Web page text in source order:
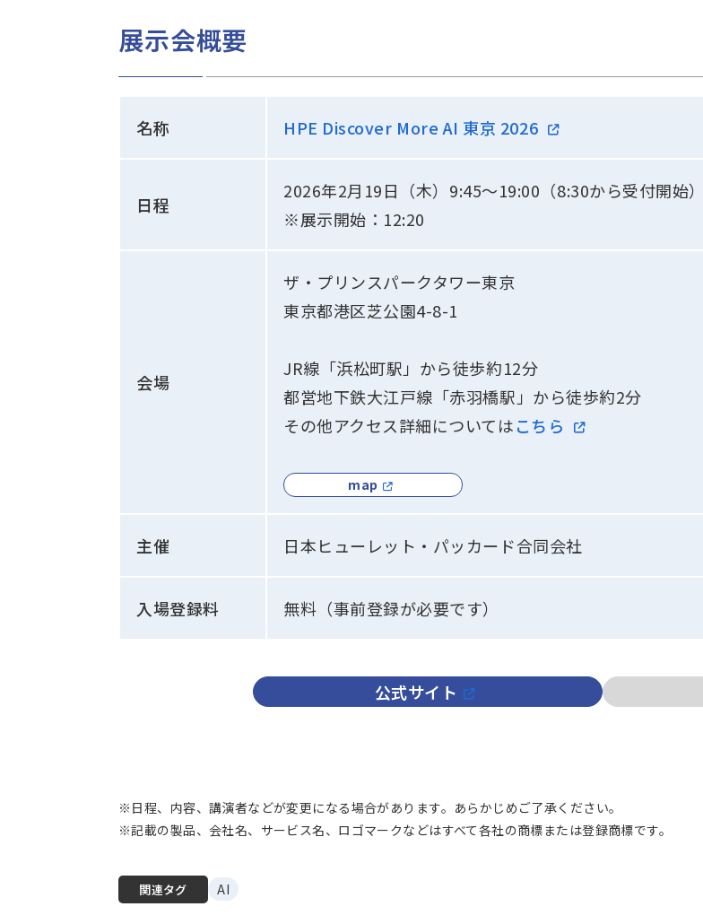
展示会概要
名称 HPE Discover More AI 東京 2026
日程
2026年2月19日（木）9:45～19:00（8:30から受付開始）
※展示開始：12:20
会場
ザ・プリンスパークタワー東京
東京都港区芝公園4-8-1
JR線「浜松町駅」から徒歩約12分
都営地下鉄大江戸線「赤羽橋駅」から徒歩約2分
その他アクセス詳細についてはこちら
map
主催 日本ヒューレット・パッカード合同会社
入場登録料 無料（事前登録が必要です）
公式サイト
※日程、内容、講演者などが変更になる場合があります。あらかじめご了承ください。
※記載の製品、会社名、サービス名、ロゴマークなどはすべて各社の商標または登録商標です。
関連タグ AI